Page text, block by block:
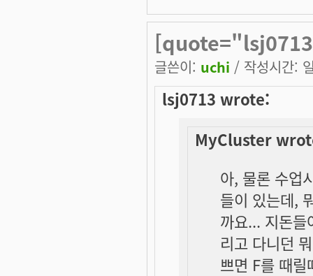
글쓴이: uchi / 작성시간:
lsj0713 wrote:
MyCluster
아, 물론 수업
들이 있는데,
까요... 지돈들
리고 다니던
쁘면 F를 때